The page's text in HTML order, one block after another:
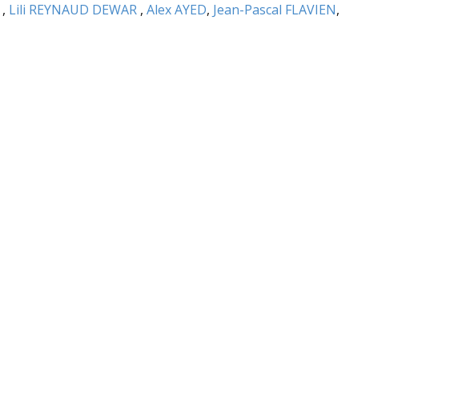
, Lili REYNAUD DEWAR , Alex AYED, Jean-Pascal FLAVIEN,